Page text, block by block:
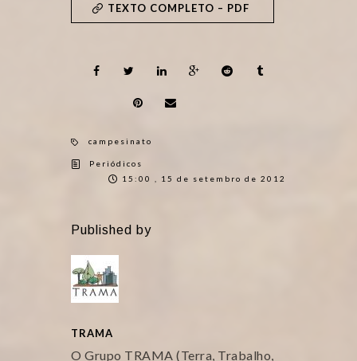
TEXTO COMPLETO – PDF
campesinato
Periódicos
15:00 , 15 de setembro de 2012
Published by
TRAMA
O Grupo TRAMA (Terra, Trabalho,